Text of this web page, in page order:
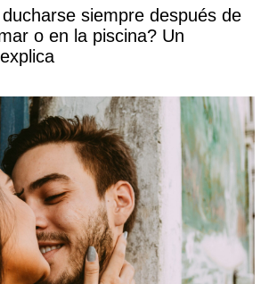
siempre después de
o en la piscina? Un